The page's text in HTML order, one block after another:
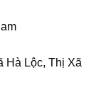
Hà Lộc, Thị Xã